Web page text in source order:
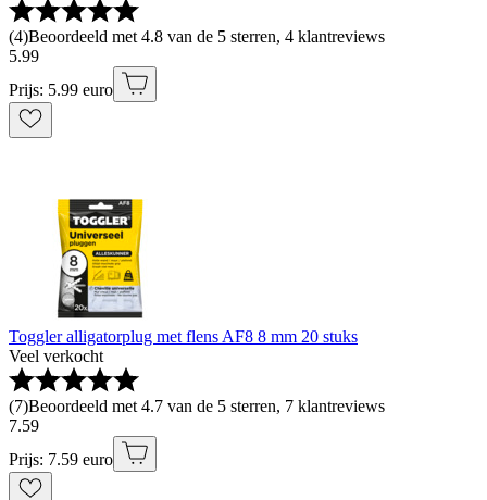
(4)Beoordeeld met 4.8 van de 5 sterren, 4 klantreviews
5.99
Prijs: 5.99 euro
Toggler alligatorplug met flens AF8 8 mm 20 stuks
Veel verkocht
(7)Beoordeeld met 4.7 van de 5 sterren, 7 klantreviews
7.59
Prijs: 7.59 euro